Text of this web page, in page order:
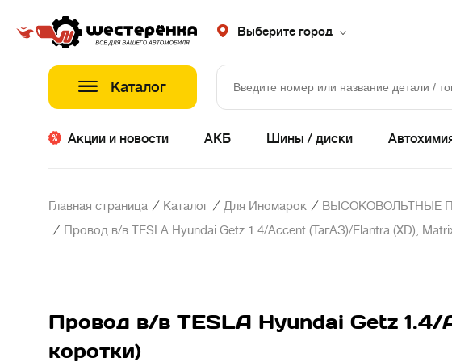
Выберите город
Каталог
Акции и новости АКБ Шины / диски
Главная страница / Каталог / Для Иномарок / ВЫСОКОВОЛЬТНЫЕ
/ Провод в/в TESLA Hyundai Getz 1.4/Accent (ТагАЗ)/Elantra (XD),
Провод в/в TESLA Hyundai Getz
коротки)